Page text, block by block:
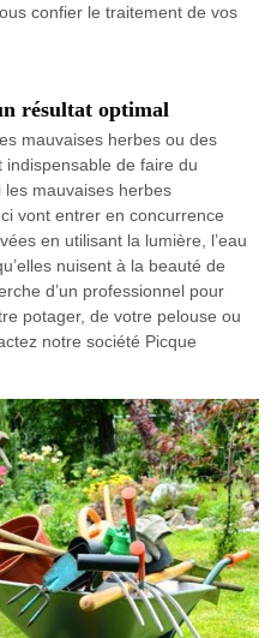
confier le traitement de vos
résultat optimal
mauvaises herbes ou des
de faire du
mauvaises herbes
vont entrer en concurrence
en utilisant la lumière, l’eau
nuisent à la beauté de
d’un professionnel pour
potager, de votre pelouse ou
notre société Picque